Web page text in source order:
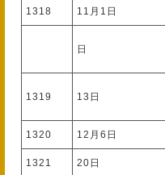
1318 11月1日
日
1319 13日
1320 12月6日
1321 20日